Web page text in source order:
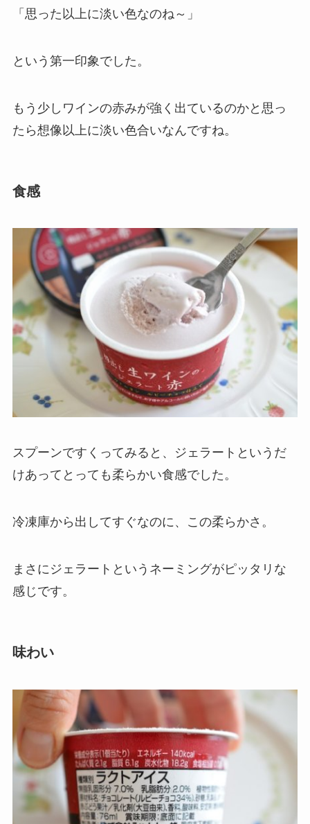
「思った以上に淡い色なのね～」
という第一印象でした。
もう少しワインの赤みが強く出ているのかと思っ
たら想像以上に淡い色合いなんですね。
食感
スプーンですくってみると、ジェラートというだ
けあってとっても柔らかい食感でした。
冷凍庫から出してすぐなのに、この柔らかさ。
まさにジェラートというネーミングがピッタリな
感じです。
味わい